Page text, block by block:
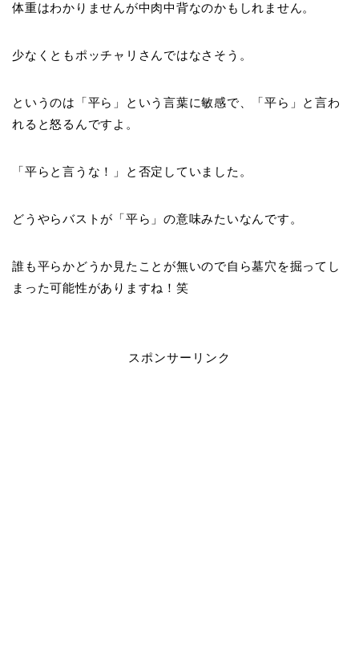
体重はわかりませんが中肉中背なのかもしれません。
少なくともポッチャリさんではなさそう。
というのは「平ら」という言葉に敏感で、「平ら」と言わ
れると怒るんですよ。
「平らと言うな！」と否定していました。
どうやらバストが「平ら」の意味みたいなんです。
誰も平らかどうか見たことが無いので自ら墓穴を掘ってし
まった可能性がありますね！笑
スポンサーリンク